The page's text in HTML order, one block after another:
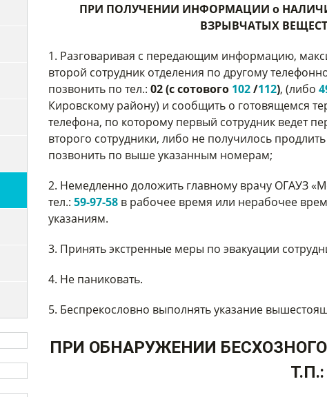
ПРИ ПОЛУЧЕНИИ ИНФОРМАЦИИ о
ВЗРЫВЧАТЫХ
1. Разговаривая с передающим информацию,
второй сотрудник отделения по другому
позвонить по тел.: 02 (с сотового 102/112), (либо
Кировскому району) и сообщить о готовящемся
телефона, по которому первый сотрудник ведет
второго сотрудники, либо не получилось
позвонить по выше указанным номерам;
2. Немедленно доложить главному врачу ОГАУЗ
тел.: 59-97-58 в рабочее время или нерабочее
указаниям.
3. Принять экстренные меры по эвакуации
4. Не паниковать.
5. Беспрекословно выполнять указание
ПРИ ОБНАРУЖЕНИИ
Т.П.: